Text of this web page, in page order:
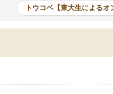
いただいたが、1時間の時間を使
範囲は限られており、それであれ
なく、上手い活用の仕方が分から
トウコベ【東大生による